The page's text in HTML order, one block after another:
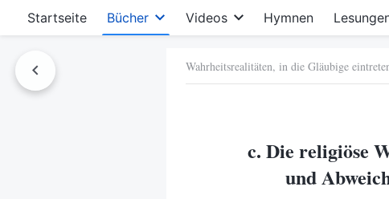
Startseite Bücher Videos Hymnen
Wahrheitsrealitäten, in die Gläubige
c. Die religiöse
und